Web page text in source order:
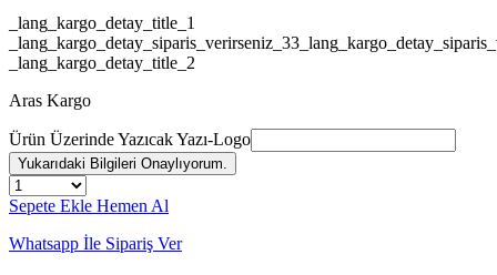
_lang_kargo_detay_title_1
_lang_kargo_detay_title_2
Aras Kargo
Ürün Üzerinde Yazıcak Yazı-Logo
Yukarıdaki Bilgileri Onaylıyorum.
Sepete Ekle Hemen Al
Whatsapp İle Sipariş Ver